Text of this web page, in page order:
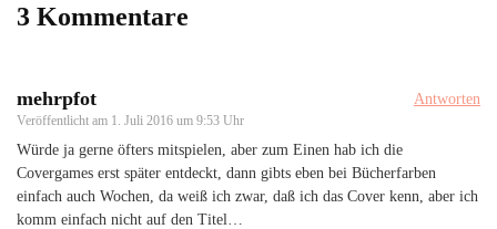
3 Kommentare
mehrpfot
Veröffentlicht am 1. Juli 2016 um 9:53 Uhr
Antworten
Würde ja gerne öfters mitspielen, aber zum Einen hab ich die
Covergames erst später entdeckt, dann gibts eben bei Bücherfarben
einfach auch Wochen, da weiß ich zwar, daß ich das Cover kenn, aber ich
komm einfach nicht auf den Titel…